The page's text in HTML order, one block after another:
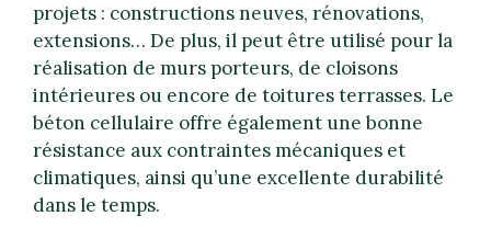
projets : constructions neuves, rénovations,
extensions… De plus, il peut être utilisé pour la
réalisation de murs porteurs, de cloisons
intérieures ou encore de toitures terrasses. Le
béton cellulaire offre également une bonne
résistance aux contraintes mécaniques et
climatiques, ainsi qu’une excellente durabilité
dans le temps.